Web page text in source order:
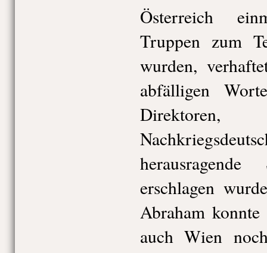
Österreich
Truppen zum
wurden,
abfälligen
erschlagen
Abraham
auch Wien